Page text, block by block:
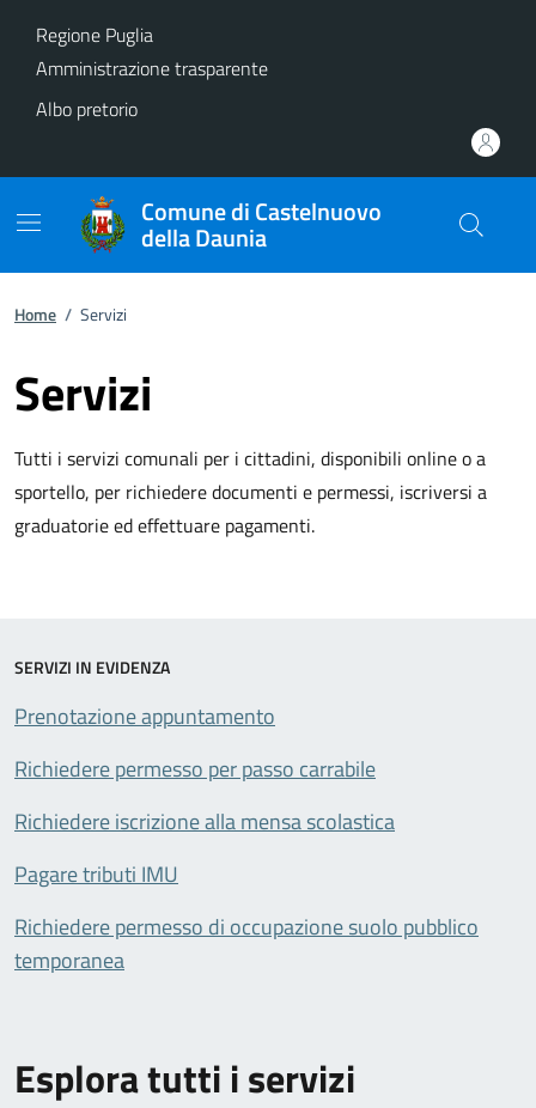
Regione Puglia
Amministrazione trasparente
Albo pretorio
Comune di Castelnuovo
della Daunia
Home / Servizi
Servizi
Tutti i servizi comunali per i cittadini, disponibili online o a
sportello, per richiedere documenti e permessi, iscriversi a
graduatorie ed effettuare pagamenti.
Esplora tutti i servizi
SERVIZI IN EVIDENZA
Prenotazione appuntamento
Richiedere permesso per passo carrabile
Richiedere iscrizione alla mensa scolastica
Pagare tributi IMU
Richiedere permesso di occupazione suolo pubblico
temporanea